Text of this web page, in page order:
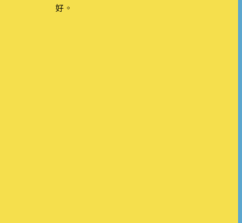
好。